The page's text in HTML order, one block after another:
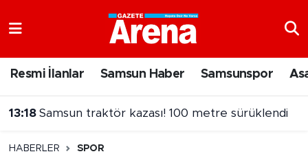
Resmi İlanlar Samsun Haber Samsunspor
13:18 Samsun traktör kazası! 100 metre sürüklendi
13:06 Galatasaray'dan savunmaya yerli hamlesi!
HABERLER SPOR